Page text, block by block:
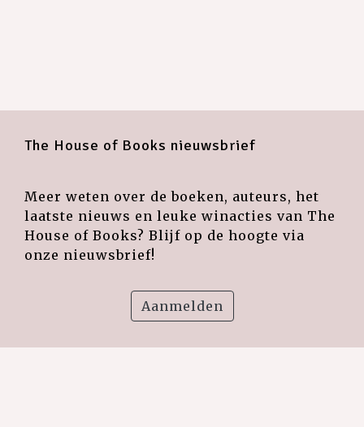
The House of Books nieuwsbrief
Meer weten over de boeken, auteurs, het
laatste nieuws en leuke winacties van The
House of Books? Blijf op de hoogte via
onze nieuwsbrief!
Aanmelden